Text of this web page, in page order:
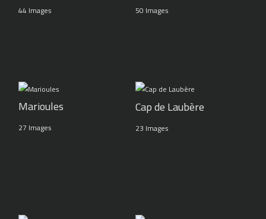
44 Images 50 Images
Marioules
27 Images
Cap de Laubère
23 Images